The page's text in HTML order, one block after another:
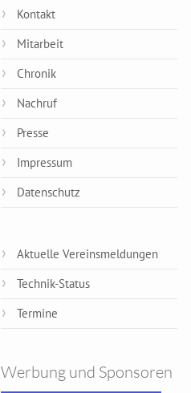
Kontakt
Mitarbeit
Chronik
Nachruf
Presse
Impressum
Datenschutz
Aktuelle Vereinsmeldungen
Technik-Status
Termine
Werbung und Sponsoren